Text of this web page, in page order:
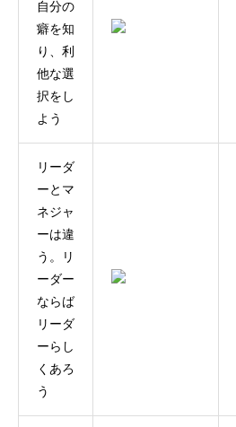
自分の
癖を知
り、利
他な選
択をし
よう
リーダ
ーとマ
ネジャ
ーは違
う。リ
ーダー
ならば
リーダ
ーらし
くあろ
う